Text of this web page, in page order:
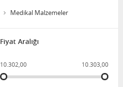
Medikal Malzemeler
Fiyat Aralığı
10.302,00 10.303,00
388,00
İnsilün Çantası